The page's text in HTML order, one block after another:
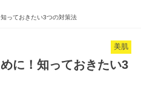
っておきたい3つの対策法
美肌
に！知っておきたい3